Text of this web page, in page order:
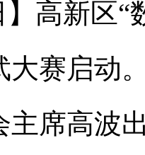
】 高新区“
大赛启动
主席高波